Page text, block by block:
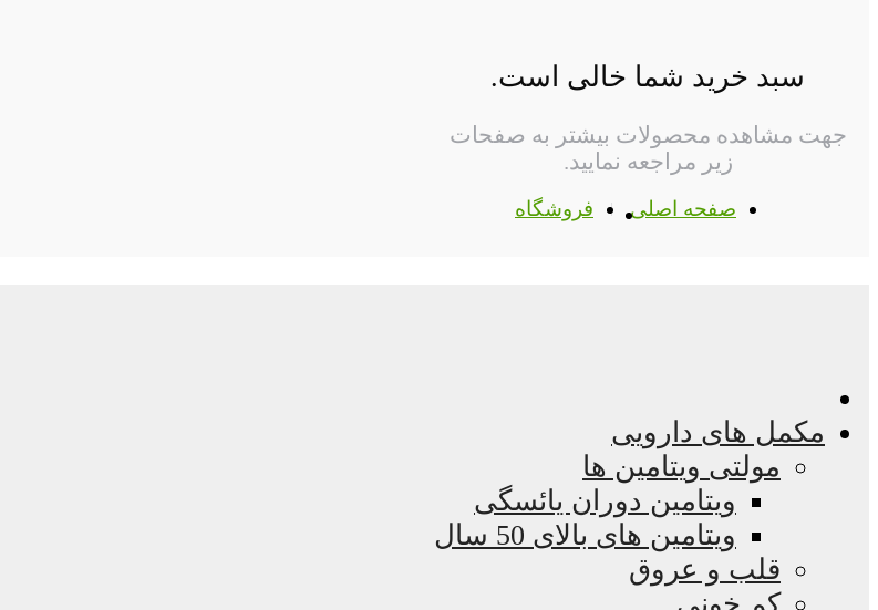
سبد خرید شما خالی است.
جهت مشاهده محصولات بیشتر به صفحات
زیر مراجعه نمایید.
صفحه اصلی فروشگاه
مکمل های دارویی
مولتی ویتامین ها
ویتامین دوران یائسگی
ویتامین های بالای 50 سال
قلب و عروق